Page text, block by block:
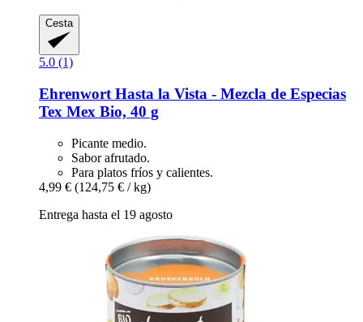
Cesta
5.0 (1)
Ehrenwort Hasta la Vista -​ Mezcla de Especias
Tex Mex Bio, 40 g
Picante medio.
Sabor afrutado.
Para platos fríos y calientes.
4,99 € (124,75 € / kg)
Entrega hasta el 19 agosto